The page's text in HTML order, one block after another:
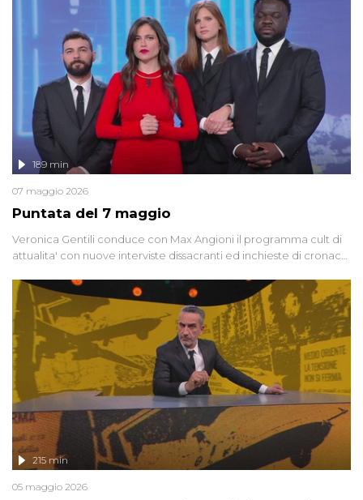
globali e del complottismo che negli ultimi anni hanno invaso
social network, talk show, piazze digitali e immaginario collettivo.
Puntata del 7 maggio
189 min
07 maggio 2026
Veronica Gentili conduce con Max Angioni il programma cult di
attualita' con nuove interviste dissacranti ed inchieste di cronaca
215 min
05 maggio 2026